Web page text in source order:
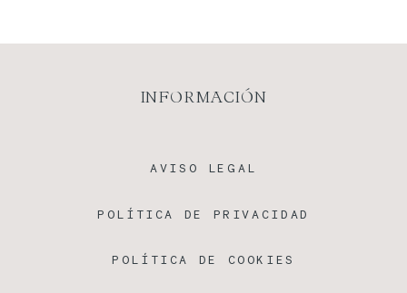
INFORMACIÓN
AVISO LEGAL
POLÍTICA DE PRIVACIDAD
POLÍTICA DE COOKIES